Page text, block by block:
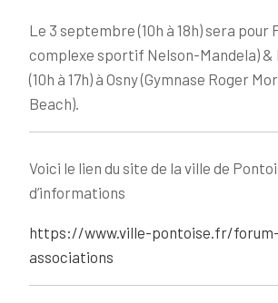
Le 3 septembre (10h à 18h) sera pour
complexe sportif Nelson-Mandela) &
(10h à 17h) à Osny (Gymnase Roger
Beach).
Voici le lien du site de la ville de
d’informations
https://www.ville-pontoise.fr/
associations